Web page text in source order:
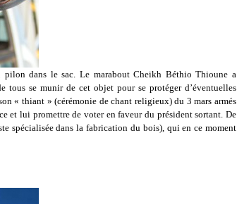
pilon dans le sac. Le marabout Cheikh Béthio Thioune a
tous se munir de cet objet pour se protéger d’éventuelles
« thiant » (cérémonie de chant religieux) du 3 mars armés
et lui promettre de voter en faveur du président sortant. De
spécialisée dans la fabrication du bois), qui en ce moment